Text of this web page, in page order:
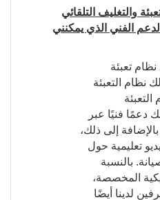
والتغليف التلقائي
الفني الذي يمكنني
تعبئة
نظام التعبئة
دعمًا فنيًا عبر
مدار 24 ساعة. بالإضافة إلى ذلك،
تعليمية حول
بالنسبة
المخصصة،
لدينا أيضًا